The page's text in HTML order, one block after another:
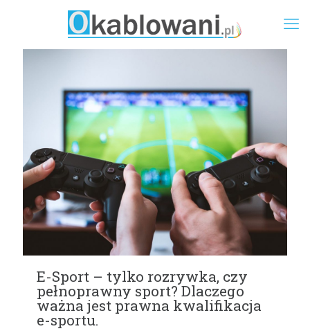
E-Sport – tylko rozrywka, czy
pełnoprawny sport? Dlaczego
ważna jest prawna kwalifikacja
e-sportu.